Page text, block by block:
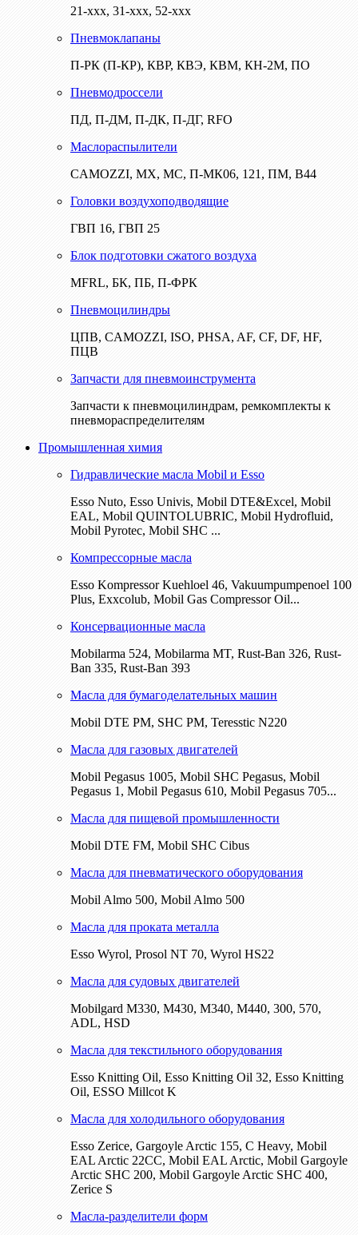
21-ххх, 31-ххх, 52-ххх
Пневмоклапаны
П-РК (П-КР), КВР, КВЭ, КВМ, КН-2М, ПО
Пневмодроссели
ПД, П-ДМ, П-ДК, П-ДГ, RFO
Маслораспылители
CAMOZZI, МХ, МС, П-МК06, 121, ПМ, В44
Головки воздухоподводящие
ГВП 16, ГВП 25
Блок подготовки сжатого воздуха
MFRL, БК, ПБ, П-ФРК
Пневмоцилиндры
ЦПВ, CAMOZZI, ISO, PHSA, AF, CF, DF, HF,
ПЦВ
Запчасти для пневмоинструмента
Запчасти к пневмоцилиндрам, ремкомплекты к
пневмораспределителям
Промышленная химия
Гидравлические масла Mobil и Esso
Esso Nuto, Esso Univis, Mobil DTE&Excel, Mobil
EAL, Mobil QUINTOLUBRIC, Mobil Hydrofluid,
Mobil Pyrotec, Mobil SHC ...
Компрессорные масла
Esso Kompressor Kuehloel 46, Vakuumpumpenoel 100
Plus, Exxcolub, Mobil Gas Compressor Oil...
Консервационные масла
Mobilarma 524, Mobilarma MT, Rust-Ban 326, Rust-
Ban 335, Rust-Ban 393
Масла для бумагоделательных машин
Mobil DTE РМ, SHC PM, Teresstic N220
Масла для газовых двигателей
Mobil Pegasus 1005, Mobil SHC Pegasus, Mobil
Pegasus 1, Mobil Pegasus 610, Mobil Pegasus 705...
Масла для пищевой промышленности
Mobil DTE FM, Mobil SHC Cibus
Масла для пневматического оборудования
Mobil Almo 500, Mobil Almo 500
Масла для проката металла
Esso Wyrol, Prosol NT 70, Wyrol HS22
Масла для судовых двигателей
Mobilgard M330, M430, M340, M440, 300, 570,
ADL, HSD
Масла для текстильного оборудования
Esso Knitting Oil, Esso Knitting Oil 32, Esso Knitting
Oil, ESSO Millcot K
Масла для холодильного оборудования
Esso Zerice, Gargoyle Arctic 155, С Heavy, Mobil
EAL Arctic 22CC, Mobil EAL Arctic, Mobil Gargoyle
Arctic SHC 200, Mobil Gargoyle Arctic SHC 400,
Zerice S
Масла-разделители форм